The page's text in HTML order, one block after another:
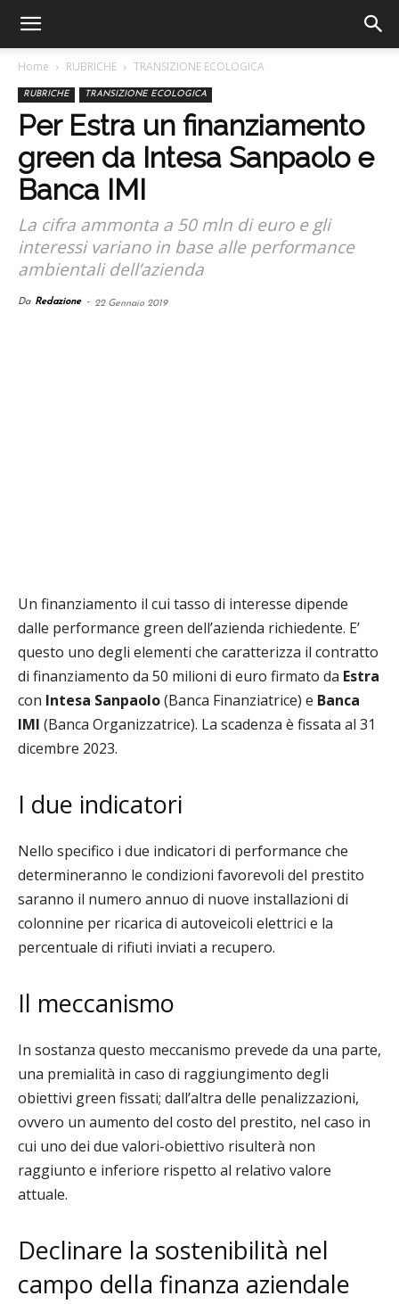
Home RUBRICHE TRANSIZIONE ECOLOGICA
RUBRICHE TRANSIZIONE ECOLOGICA
Per Estra un finanziamento
green da Intesa Sanpaolo e
Banca IMI
La cifra ammonta a 50 mln di euro e gli
interessi variano in base alle performance
ambientali dell’azienda
Da Redazione - 22 Gennaio 2019
Un finanziamento il cui tasso di interesse dipende
dalle performance green dell’azienda richiedente. E’
questo uno degli elementi che caratterizza il contratto
di finanziamento da 50 milioni di euro firmato da Estra
con Intesa Sanpaolo(Banca Finanziatrice) e Banca
IMI (Banca Organizzatrice). La scadenza è fissata al 31
dicembre 2023.
I due indicatori
Nello specifico i due indicatori di performance che
determineranno le condizioni favorevoli del prestito
saranno il numero annuo di nuove installazioni di
colonnine per ricarica di autoveicoli elettrici e la
percentuale di rifiuti inviati a recupero.
Il meccanismo
In sostanza questo meccanismo prevede da una parte,
una premialità in caso di raggiungimento degli
obiettivi green fissati; dall’altra delle penalizzazioni,
ovvero un aumento del costo del prestito, nel caso in
cui uno dei due valori-obiettivo risulterà non
raggiunto e inferiore rispetto al relativo valore
attuale.
Declinare la sostenibilità nel
campo della finanza aziendale